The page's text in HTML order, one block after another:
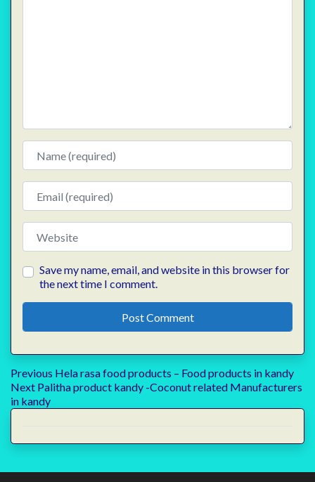
Name
Email
Website
Save my name, email, and website in this browser for
the next time I comment.
Post
navigation
Previous Previous
post:
Hela rasa food products – Food products in kandy
Next Next
post:
Palitha product kandy -Coconut related Manufacturers
in kandy